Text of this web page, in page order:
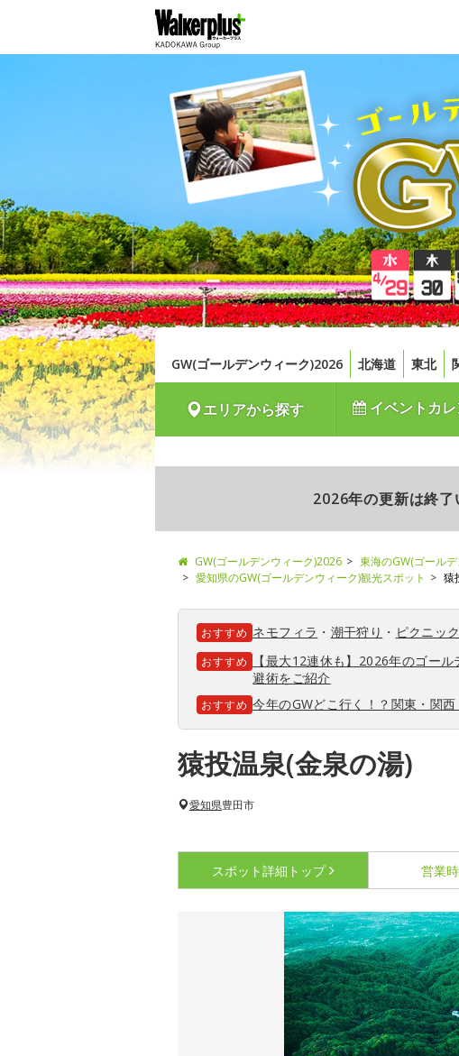
GW(ゴールデンウィーク)2026 北海道 東北
エリアから探す イベントカレ
2026年の更新は終了
GW(ゴールデンウィーク)2026 東海のGW(ゴール
愛知県のGW(ゴールデンウィーク)観光スポット
猿
おすすめ ネモフィラ ・ 潮干狩り ・ ピクニック
おすすめ
【最大12連休も】2026年のゴー
避術をご紹介
おすすめ 今年のGWどこ行く！？関東・関
猿投温泉(金泉の湯)
愛知県豊田市
スポット詳細 トップ 営業